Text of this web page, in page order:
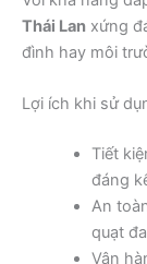
Thái Lan xứng
đình hay môi
Lợi ích khi sử
Tiết
đáng
An
quạt
Vận